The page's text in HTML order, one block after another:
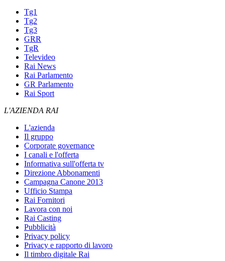
Tg1
Tg2
Tg3
GRR
TgR
Televideo
Rai News
Rai Parlamento
GR Parlamento
Rai Sport
L'AZIENDA RAI
L'azienda
Il gruppo
Corporate governance
I canali e l'offerta
Informativa sull'offerta tv
Direzione Abbonamenti
Campagna Canone 2013
Ufficio Stampa
Rai Fornitori
Lavora con noi
Rai Casting
Pubblicità
Privacy policy
Privacy e rapporto di lavoro
Il timbro digitale Rai